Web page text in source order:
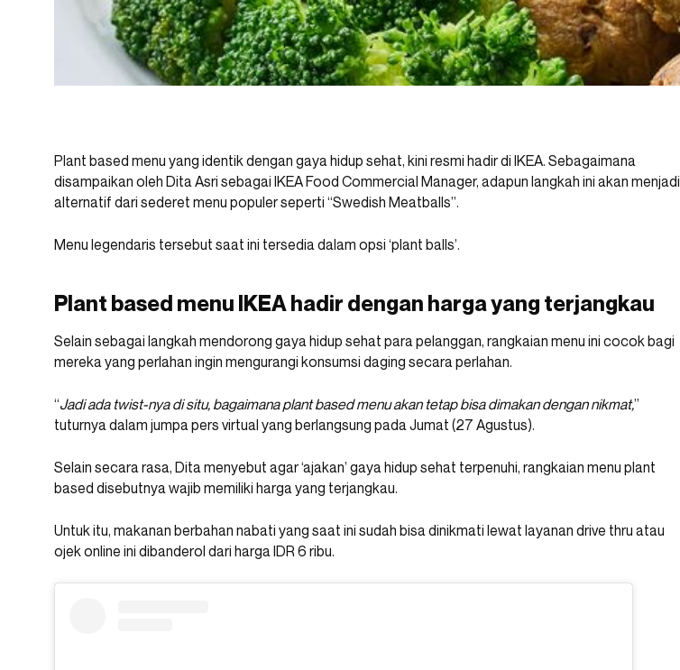
Plant based menu yang identik dengan gaya hidup sehat, kini resmi hadir di IKEA. Sebagaimana
disampaikan oleh Dita Asri sebagai IKEA Food Commercial Manager, adapun langkah ini akan menjadi
alternatif dari sederet menu populer seperti “Swedish Meatballs”.
Menu legendaris tersebut saat ini tersedia dalam opsi ‘plant balls’.
Plant based menu IKEA hadir dengan harga yang terjangkau
Selain sebagai langkah mendorong gaya hidup sehat para pelanggan, rangkaian menu ini cocok bagi
mereka yang perlahan ingin mengurangi konsumsi daging secara perlahan.
“Jadi ada twist-nya di situ, bagaimana plant based menu akan tetap bisa dimakan dengan nikmat,”
tuturnya dalam jumpa pers virtual yang berlangsung pada Jumat (27 Agustus).
Selain secara rasa, Dita menyebut agar ‘ajakan’ gaya hidup sehat terpenuhi, rangkaian menu plant
based disebutnya wajib memiliki harga yang terjangkau.
Untuk itu, makanan berbahan nabati yang saat ini sudah bisa dinikmati lewat layanan drive thru atau
ojek online ini dibanderol dari harga IDR 6 ribu.